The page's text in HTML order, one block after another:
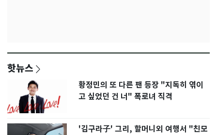
핫뉴스
황정민의 또 다른 팬 등장 "지독히 엮이
고 싶었던 건 너" 폭로녀 직격
'김구라子' 그리, 할머니외 여행서 "친모